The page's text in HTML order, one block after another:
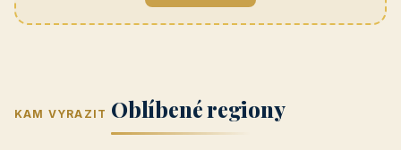
KAM VYRAZIT Oblíbené regiony
(Jihomoravský
kraj)
kraj)
Zlínský kraj Žilinský
Karlovarský
Střední Čechy
(Středočeský